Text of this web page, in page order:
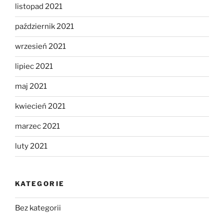
listopad 2021
październik 2021
wrzesień 2021
lipiec 2021
maj 2021
kwiecień 2021
marzec 2021
luty 2021
KATEGORIE
Bez kategorii